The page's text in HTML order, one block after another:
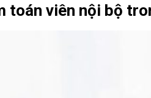
toán viên nội bộ